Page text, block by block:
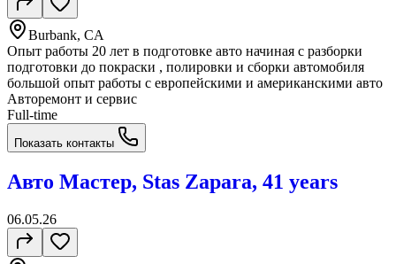
Burbank, CA
Опыт работы 20 лет в подготовке авто начиная с разборки
подготовки до покраски , полировки и сборки автомобиля
большой опыт работы с европейскими и американскими авто
Авторемонт и cервис
Full-time
Показать контакты
Авто Мастер, Stas Zapara, 41 years
06.05.26